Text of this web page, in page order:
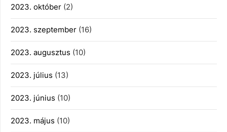
2023. október (2)
2023. szeptember (16)
2023. augusztus (10)
2023. július (13)
2023. június (10)
2023. május (10)